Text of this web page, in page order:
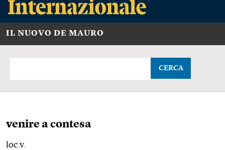
IL NUOVO DE MAURO
CERCA
venire a contesa
loc.v.